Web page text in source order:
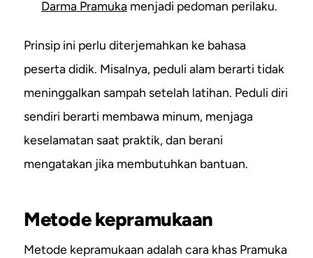
Darma Pramuka menjadi pedoman perilaku.
Prinsip ini perlu diterjemahkan ke bahasa
peserta didik. Misalnya, peduli alam berarti tidak
meninggalkan sampah setelah latihan. Peduli diri
sendiri berarti membawa minum, menjaga
keselamatan saat praktik, dan berani
mengatakan jika membutuhkan bantuan.
Metode kepramukaan
Metode kepramukaan adalah cara khas Pramuka